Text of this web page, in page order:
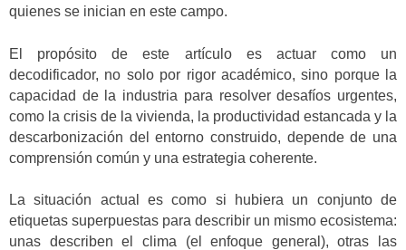
quienes se inician en este campo.
El propósito de este artículo es actuar como un
decodificador, no solo por rigor académico, sino porque la
capacidad de la industria para resolver desafíos urgentes,
como la crisis de la vivienda, la productividad estancada y la
descarbonización del entorno construido, depende de una
comprensión común y una estrategia coherente.
La situación actual es como si hubiera un conjunto de
etiquetas superpuestas para describir un mismo ecosistema:
unas describen el clima (el enfoque general), otras las